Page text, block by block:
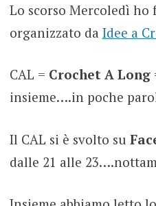
Lo scorso Mercoledì
organizzato da Idee a
CAL = Crochet A Long
insieme….in poche
Il CAL si è svolto su
dalle 21 alle